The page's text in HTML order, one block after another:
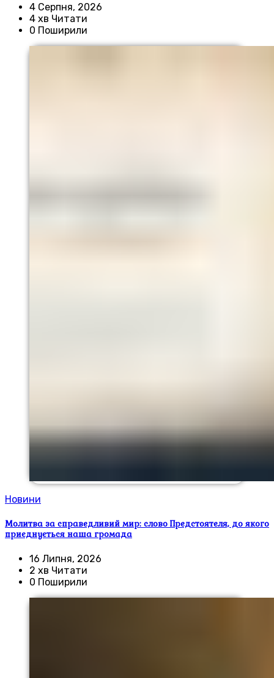
4 Серпня, 2026
4 хв Читати
0 Поширили
Новини
Молитва за справедливий мир: слово Предстоятеля, до якого
приєднується наша громада
16 Липня, 2026
2 хв Читати
0 Поширили